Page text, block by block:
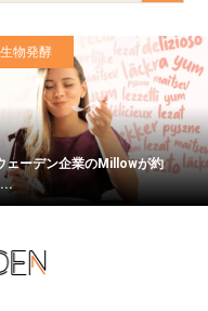
物発酵
ェーデン企業のMillowが約